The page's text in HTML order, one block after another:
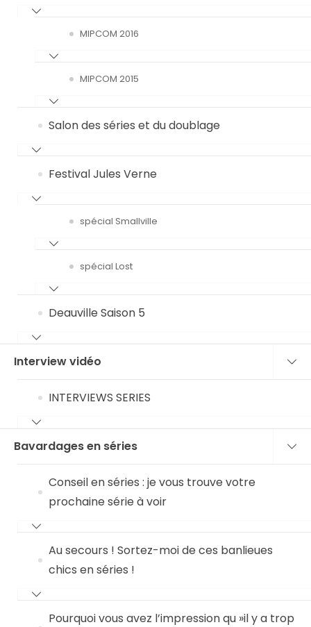
MIPCOM 2016
MIPCOM 2015
Salon des séries et du doublage
Festival Jules Verne
spécial Smallville
spécial Lost
Deauville Saison 5
Interview vidéo
INTERVIEWS SERIES
Bavardages en séries
Conseil en séries : je vous trouve votre
prochaine série à voir
Au secours ! Sortez-moi de ces banlieues
chics en séries !
Pourquoi vous avez l’impression qu »il y a trop